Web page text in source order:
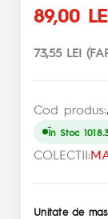
89,00
73,55 LEI
Cod produs:
În Stoc
COLECTII:
Unitate de